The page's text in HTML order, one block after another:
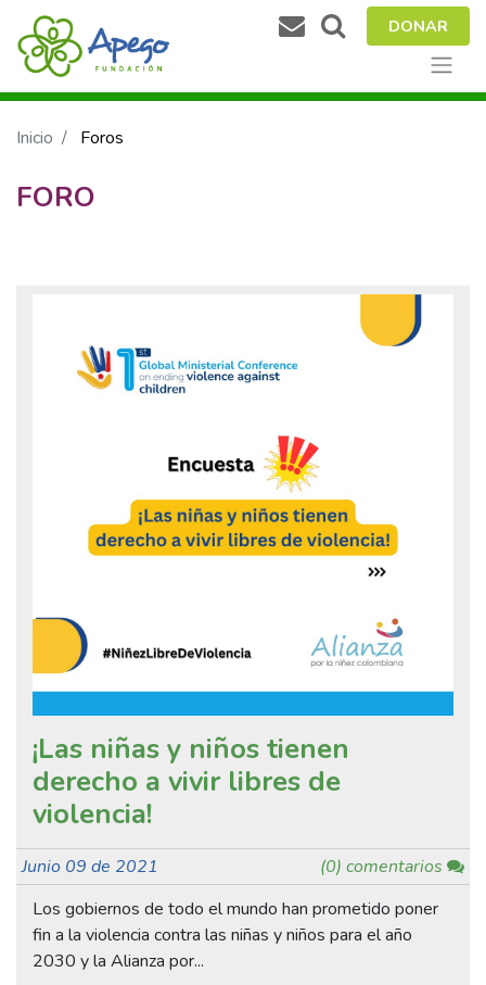
DONAR
Inicio Foros
FORO
¡Las niñas y niños tienen
derecho a vivir libres de
violencia!
Junio 09 de 2021
(0) comentarios
Los gobiernos de todo el mundo han prometido poner
fin a la violencia contra las niñas y niños para el año
2030 y la Alianza por...